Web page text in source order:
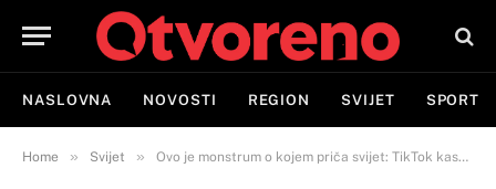
NASLOVNA NOVOSTI REGION SVIJET SPORT
Home » Svijet » Ovo je monstrum o kojem priča svijet: TikTok kasapin lično ubio 2.000 ljudi, snimci horora se šire mrežama, njegov krvavi trag je vidljiv iz svemira